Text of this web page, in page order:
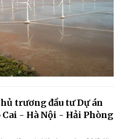
trương đầu tư Dự án
- Hà Nội - Hải Phòng